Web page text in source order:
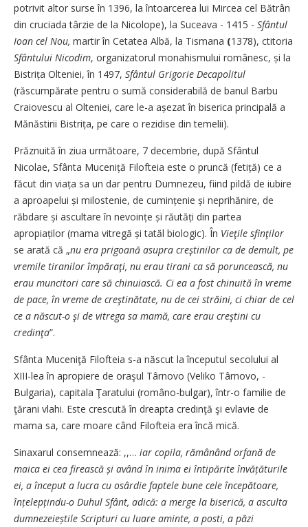
potrivit altor surse în 1396, la întoarcerea lui Mircea cel Bătrân
din cruciada târzie de la Nicolope), la Suceava - 1415 - Sfântul
Ioan cel Nou, martir în Cetatea Albă, la Tismana (1378), ctitoria
Sfântului Nicodim, organizatorul mona­his­mului românesc, și la
Bistrița Olteniei, în 1497, Sfântul Grigorie Decapolitul
(răscumpărate pentru o sumă considerabilă de banul Barbu
Craiovescu al Olteniei, care le-a așezat în biserica principală a
Mănăstirii Bistrița, pe care o rezidise din temelii).
Prăznuită în ziua următoare, 7 decembrie, după Sfântul
Nicolae, Sfânta Muceniță Filofteia este o pruncă (fetiță) ce a
făcut din viața sa un dar pentru Dumnezeu, fiind pildă de iubire
a aproapelui și milostenie, de cumințenie și neprihănire, de
răbdare și ascultare în nevoințe și răutăți din partea
apropiaților (mama vitregă și tatăl biologic). În Vieţile sfinţilor
se arată că „nu era prigoană asupra creştinilor ca de demult, pe
vremile tiranilor împăraţi, nu erau tirani ca să poruncească, nu
erau muncitori care să chinuiască. Ci ea a fost chinuită în vreme
de pace, în vreme de creştinătate, nu de cei străini, ci chiar de cel
ce a născut-o şi de vitrega sa mamă, care erau creştini cu
credinţa”.
Sfânta Muceniţă Filofteia s-a născut la începutul secolului al
XIII-lea în apropiere de oraşul Târnovo (Veliko Târnovo, ­
Bulgaria), capitala Ţaratului (româ­no-bulgar), într-o familie de
ţărani vlahi. Este crescută în dreapta credinţă şi evlavie de
mama sa, care moare când ­Filofteia era încă mică.
Sinaxarul consemnează: ,,… iar copila, rămânând orfană de
maica ei cea firească și având în inima ei întipărite învățăturile
ei, a început a lucra cu osârdie faptele bune cele începătoare,
înțelep­țindu-o Duhul Sfânt, adică: a merge la biserică, a asculta
dumne­zeieștile Scripturi cu luare aminte, a posti, a păzi